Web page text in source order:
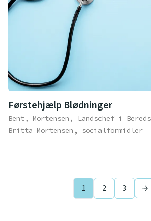
Førstehjælp Blødninger
Bent, Mortensen, Landschef i
Britta Mortensen, socialformidler
1 2 3